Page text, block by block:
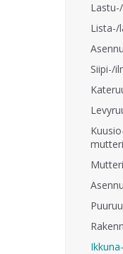
Lista-/
Siipi-/